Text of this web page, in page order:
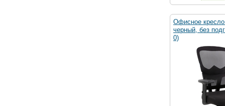
Офисное
черный, без
0)